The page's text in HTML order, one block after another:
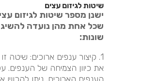
שיטות לגיזום עצים
ישנן מספר שיטות לגיזום
שכל אחת מהן נועדה
שונות:
1. קיצור ענפים ארוכים: שיטה
את כיוון הצמיחה של הענפים.
הענפים הארוכים, ניתן